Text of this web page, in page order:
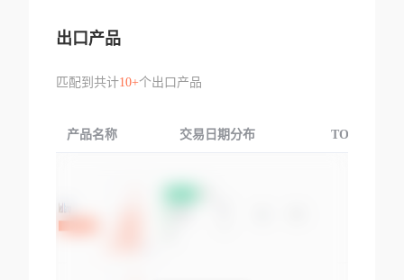
出口产品
匹配到共计10+个出口产品
产品名称 交易日期分布 TOP3交易国